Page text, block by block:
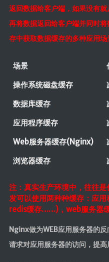
返回数据给客户端，如果没有
再将数据返回给客户端并同时
存中获取数据缓存的多种应用场
场景
操作系统磁盘缓存
数据库缓存
应用程序缓存
Web服务器缓存(Nginx)
浏览器缓存
注：真实生产环境中，往往
发可以使用两种种缓存：应
redis缓存……)，web服务器
Nginx做为WEB应用服务器的
请求对应用服务器的访问，提
前端
JavaScript
Android
UI视图动画
数据存储
代码简洁工
具
Commons
MapStruct
云原生